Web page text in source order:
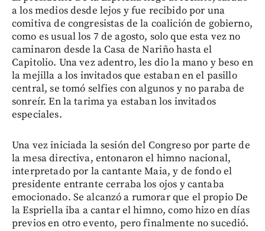
a los medios desde lejos y fue recibido por una
comitiva de congresistas de la coalición de gobierno,
como es usual los 7 de agosto, solo que esta vez no
caminaron desde la Casa de Nariño hasta el
Capitolio. Una vez adentro, les dio la mano y beso en
la mejilla a los invitados que estaban en el pasillo
central, se tomó selfies con algunos y no paraba de
sonreír. En la tarima ya estaban los invitados
especiales.
Una vez iniciada la sesión del Congreso por parte de
la mesa directiva, entonaron el himno nacional,
interpretado por la cantante Maia, y de fondo el
presidente entrante cerraba los ojos y cantaba
emocionado. Se alcanzó a rumorar que el propio De
la Espriella iba a cantar el himno, como hizo en días
previos en otro evento, pero finalmente no sucedió.